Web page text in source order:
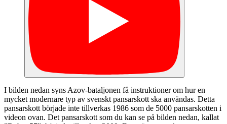
I bilden nedan syns Azov-bataljonen få instruktioner om hur en
mycket modernare typ av svenskt pansarskott ska användas. Detta
pansarskott började inte tillverkas 1986 som de 5000 pansarskotten i
videon ovan. Det pansarskott som du kan se på bilden nedan, kallat